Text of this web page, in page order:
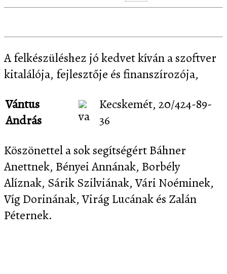
A felkészüléshez jó kedvet kíván a szoftver
kitalálója, fejlesztője és finanszírozója,
Vántus
András
Kecskemét, 20/424-89-
36
Köszönettel a sok segítségért Báhner
Anettnek, Bényei Annának, Borbély
Alíznak, Sárik Szilviának, Vári Noéminek,
Víg Dorinának, Virág Lucának és Zalán
Péternek.